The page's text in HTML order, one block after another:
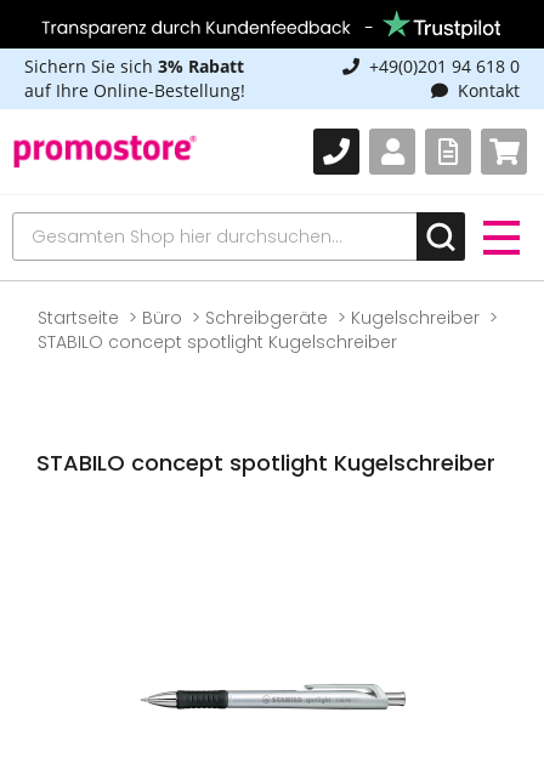
Sichern Sie sich 3% Rabatt
auf Ihre Online-Bestellung!
+49(0)201 94 618 0
Kontakt
Startseite Büro Schreibgeräte
Kugelschreiber
STABILO concept spotlight Kugelschreiber
STABILO concept spotlight Kugelschreiber